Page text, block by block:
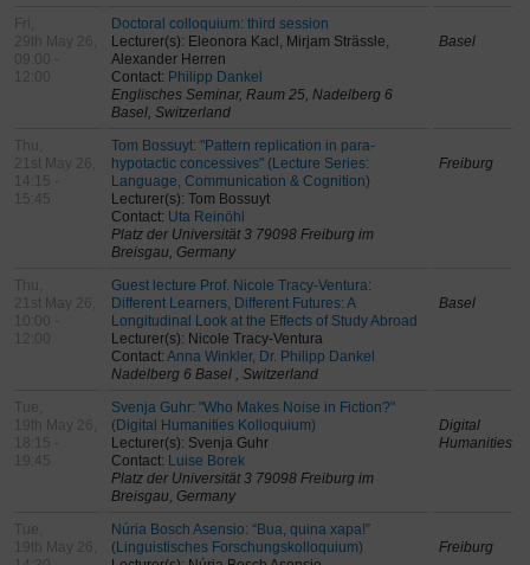
Fri,
29th May 26,
09:00 -
12:00
Doctoral colloquium: third session
Lecturer(s): Eleonora Kacl, Mirjam Strässle,
Alexander Herren
Contact: Philipp Dankel
Englisches Seminar, Raum 25, Nadelberg 6
Basel, Switzerland
Basel
Thu,
21st May 26,
14:15 -
15:45
Tom Bossuyt: "Pattern replication in para-
hypotactic concessives" (Lecture Series:
Language, Communication & Cognition)
Lecturer(s): Tom Bossuyt
Contact: Uta Reinöhl
Platz der Universität 3 79098 Freiburg im
Breisgau, Germany
Freiburg
Thu,
21st May 26,
12:00
Guest lecture Prof. Nicole Tracy-Ventura:
Different Learners, Different Futures: A
Longitudinal Look at the Effects of Study Abroad
Lecturer(s): Nicole Tracy-Ventura
Contact: Anna Winkler, Dr. Philipp Dankel
Nadelberg 6 Basel , Switzerland
Basel
Tue,
19th May 26,
18:15 -
19:45
Svenja Guhr: "Who Makes Noise in Fiction?"
(Digital Humanities Kolloquium)
Lecturer(s): Svenja Guhr
Contact: Luise Borek
Platz der Universität 3 79098 Freiburg im
Breisgau, Germany
Digital
Humanities
Tue,
19th May 26,
Núria Bosch Asensio: “⁠Bua, quina xapa!”
(Linguistisches Forschungskolloquium)
Freiburg